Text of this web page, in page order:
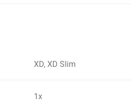
XD, XD Slim
1x